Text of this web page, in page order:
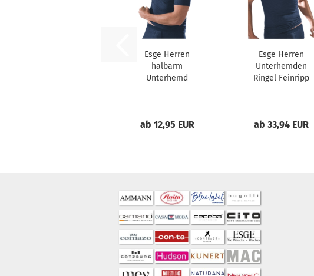
Esge Herren
halbarm
Unterhemd
ab 12,95 EUR
Esge Herren
Unterhemden
Ringel Feinripp
ab 33,94 EUR